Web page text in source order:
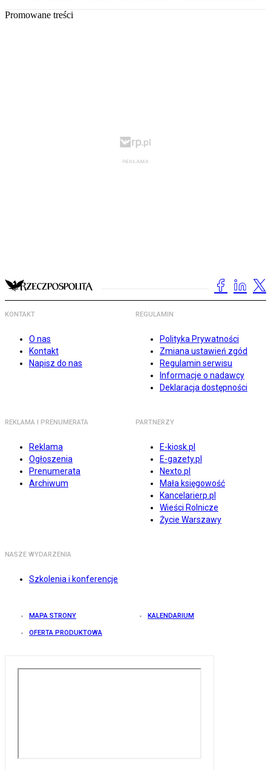
Promowane treści
KONTAKT
O nas
Kontakt
Napisz do nas
REGULAMIN
Polityka Prywatności
Zmiana ustawień zgód
Regulamin serwisu
Informacje o nadawcy
Deklaracja dostępności
REKLAMA I PRENUMERATA
Reklama
Ogłoszenia
Prenumerata
Archiwum
PARTNERZY
E-kiosk.pl
E-gazety.pl
Nexto.pl
Mała księgowość
Kancelarierp.pl
Wieści Rolnicze
Życie Warszawy
NASZE WYDARZENIA
Szkolenia i konferencje
MAPA STRONY KALENDARIUM
OFERTA PRODUKTOWA